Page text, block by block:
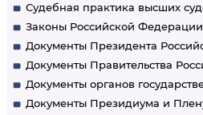
Судебная практика высших
Законы Российской Федерации
Документы Президента
Документы Правительства
Документы органов
Документы Президиума и